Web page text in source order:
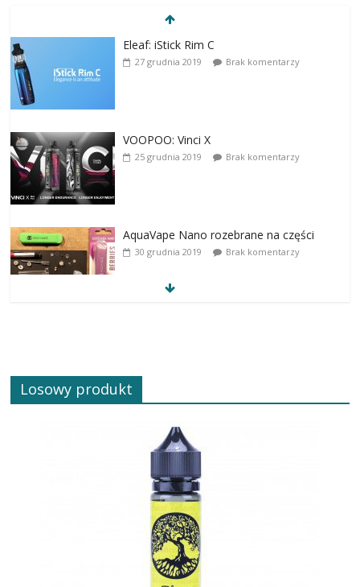
Eleaf: iStick Rim C
27 grudnia 2019 Brak komentarzy
VOOPOO: Vinci X
25 grudnia 2019 Brak komentarzy
AquaVape Nano rozebrane na części
30 grudnia 2019 Brak komentarzy
Losowy produkt